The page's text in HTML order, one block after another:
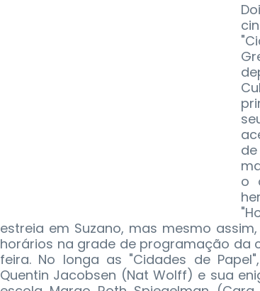
o
estreia em Suzano, mas mesmo
horários na grade de programação da
feira. No longa as "Cidades de
Quentin Jacobsen (Nat Wolff) e sua